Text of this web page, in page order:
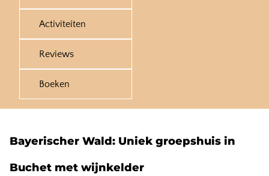
Activiteiten
Reviews
Boeken
Bayerischer Wald: Uniek groepshuis in
Buchet met wijnkelder